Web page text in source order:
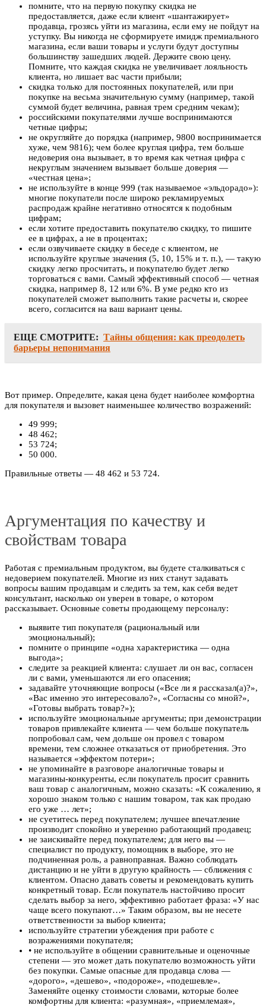
помните, что на первую покупку скидка не
предоставляется, даже если клиент «шантажирует»
продавца, грозясь уйти из магазина, если ему не пойдут на
уступку. Вы никогда не сформируете имидж премиального
магазина, если ваши товары и услуги будут доступны
большинству зашедших людей. Держите свою цену.
Помните, что каждая скидка не увеличивает лояльность
клиента, но лишает вас части прибыли;
скидка только для постоянных покупателей, или при
покупке на весьма значительную сумму (например, такой
суммой будет величина, равная трем средним чекам);
российскими покупателями лучше воспринимаются
четные цифры;
не округляйте до порядка (например, 9800 воспринимается
хуже, чем 9816); чем более круглая цифра, тем больше
недоверия она вызывает, в то время как четная цифра с
некруглым значением вызывает больше доверия —
«честная цена»;
не используйте в конце 999 (так называемое «эльдорадо»):
многие покупатели после широко рекламируемых
распродаж крайне негативно относятся к подобным
цифрам;
если хотите предоставить покупателю скидку, то пишите
ее в цифрах, а не в процентах;
если озвучиваете скидку в беседе с клиентом, не
используйте круглые значения (5, 10, 15% и т. п.), — такую
скидку легко просчитать, и покупателю будет легко
торговаться с вами. Самый эффективный способ — четная
скидка, например 8, 12 или 6%. В уме редко кто из
покупателей сможет выполнить такие расчеты и, скорее
всего, согласится на ваш вариант цены.
ЕЩЕ СМОТРИТЕ: Тайны общения: как преодолеть
барьеры непонимания
Вот пример. Определите, какая цена будет наиболее комфортна
для покупателя и вызовет наименьшее количество возражений:
49 999;
48 462;
53 724;
50 000.
Правильные ответы — 48 462 и 53 724.
Аргументация по качеству и
свойствам товара
Работая с премиальным продуктом, вы будете сталкиваться с
недоверием покупателей. Многие из них станут задавать
вопросы вашим продавцам и следить за тем, как себя ведет
консультант, насколько он уверен в товаре, о котором
рассказывает. Основные советы продающему персоналу:
выявите тип покупателя (рациональный или
эмоциональный);
помните о принципе «одна характеристика — одна
выгода»;
следите за реакцией клиента: слушает ли он вас, согласен
ли с вами, уменьшаются ли его опасения;
задавайте уточняющие вопросы («Все ли я рассказал(а)?»,
«Вас именно это интересовало?», «Согласны со мной?»,
«Готовы выбрать товар?»);
используйте эмоциональные аргументы; при демонстрации
товаров привлекайте клиента — чем больше покупатель
попробовал сам, чем дольше он провел с товаром
времени, тем сложнее отказаться от приобретения. Это
называется «эффектом потери»;
не упоминайте в разговоре аналогичные товары и
магазины-конкуренты, если покупатель просит сравнить
ваш товар с аналогичным, можно сказать: «К сожалению, я
хорошо знаком только с нашим товаром, так как продаю
его уже … лет»;
не суетитесь перед покупателем; лучшее впечатление
производит спокойно и уверенно работающий продавец;
не заискивайте перед покупателем; для него вы —
специалист по продукту, помощник в выборе, это не
подчиненная роль, а равноправная. Важно соблюдать
дистанцию и не уйти в другую крайность — сближения с
клиентом. Опасно давать советы и рекомендовать купить
конкретный товар. Если покупатель настойчиво просит
сделать выбор за него, эффективно работает фраза: «У нас
чаще всего покупают…» Таким образом, вы не несете
ответственности за выбор клиента;
используйте стратегии убеждения при работе с
возражениями покупателя;
• не используйте в общении сравнительные и оценочные
степени — это может дать покупателю возможность уйти
без покупки. Самые опасные для продавца слова —
«дорого», «дешево», «подороже», «подешевле».
Заменяйте оценку стоимости словами, которые более
комфортны для клиента: «разумная», «приемлемая»,